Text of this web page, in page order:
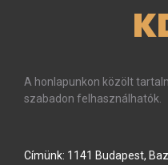
A honlapunkon közölt
szabadon felhasználhatók.
Címünk: 1141 Budapest,